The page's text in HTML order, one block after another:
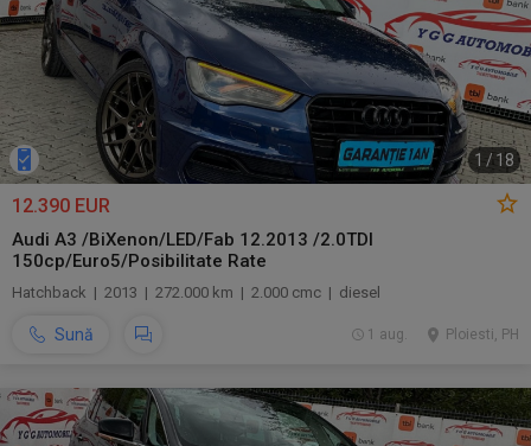
1 / 18
12.390 EUR
Audi A3 /BiXenon/LED/Fab 12.2013 /2.0TDI
150cp/Euro5/Posibilitate Rate
Hatchback | 2013 | 272.000 km | 2.000 cmc | diesel
Sună Ploiesti, PH
1 aug.